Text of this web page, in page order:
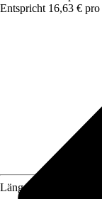
Entspricht 16,63 € pro
Länge Stange